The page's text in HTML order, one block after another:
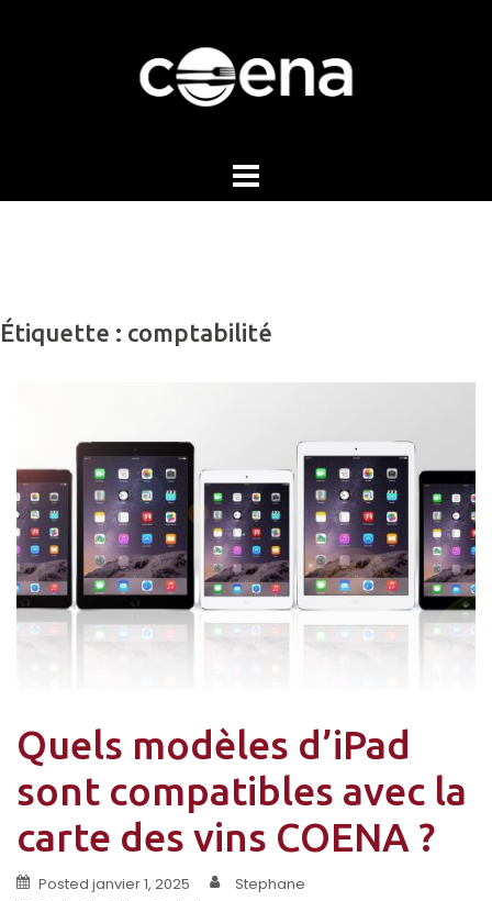
Étiquette : comptabilité
Quels modèles d’iPad
sont compatibles avec la
carte des vins COENA ?
Posted janvier 1, 2025
Stephane